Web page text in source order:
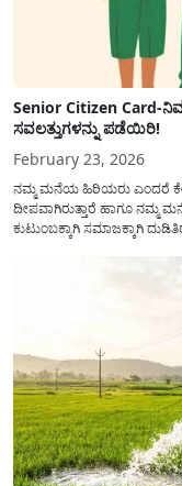
Senior Citizen Card-
ಸವಲತ್ತುಗಳನ್ನು ಪಡೆಯಿರಿ!
February 23, 2026
ನಮ್ಮ ಮನೆಯ ಹಿರಿಯರು ಎಂದರೆ
ದೀಪವಾಗಿರುತ್ತಾರೆ ಹಾಗೂ ನಮ್ಮ
ಕುಟುಂಬಕ್ಕಾಗಿ ಸಮಾಜಕ್ಕಾಗಿ
ಜೀವನವನ್ನು ನೆಮ್ಮದಿಯಿಂದ